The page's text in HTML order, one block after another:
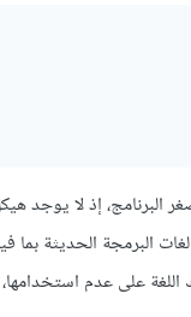
إذ لا يوجد
على عدم استخدامها،